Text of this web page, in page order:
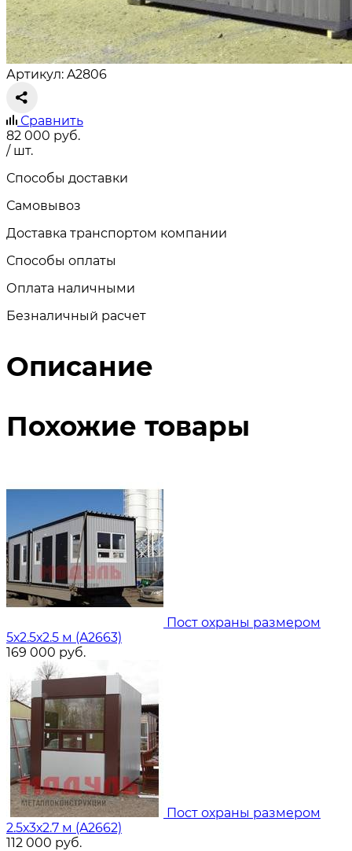
Артикул: A2806
Сравнить
82 000 руб.
/ шт.
Способы доставки
Самовывоз
Доставка транспортом компании
Способы оплаты
Оплата наличными
Безналичный расчет
Описание
Похожие товары
Пост охраны размером
5х2.5х2.5 м (A2663)
169 000 руб.
Пост охраны размером
2.5х3х2.7 м (A2662)
112 000 руб.